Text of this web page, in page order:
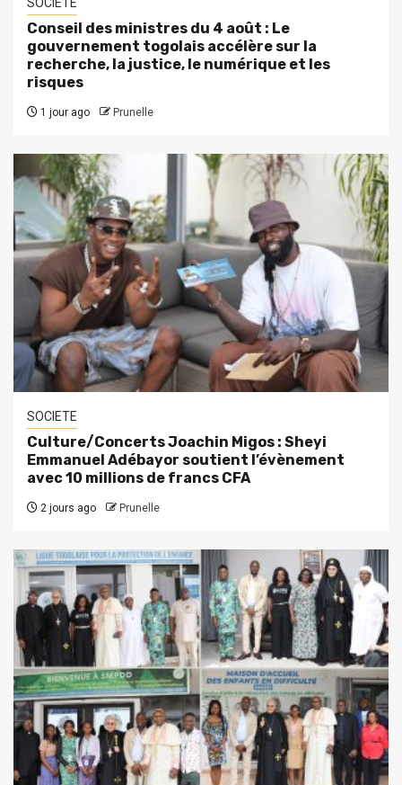
Conseil des ministres du 4 août : Le
gouvernement togolais accélère sur la
recherche, la justice, le numérique et les
risques
1 jour ago Prunelle
SOCIETE
Culture/Concerts Joachin Migos : Sheyi
Emmanuel Adébayor soutient l’évènement
avec 10 millions de francs CFA
2 jours ago Prunelle